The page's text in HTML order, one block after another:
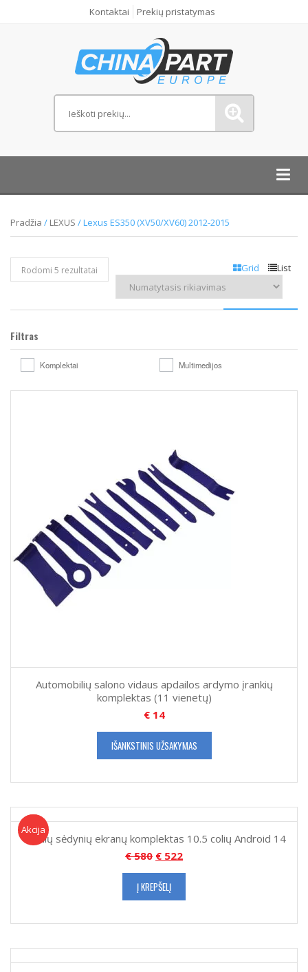
Kontaktai Prekių pristatymas
Pradžia / LEXUS / Lexus ES350 (XV50/XV60) 2012-2015
Grid List
Rodomi 5 rezultatai
Filtras
Komplektai Multimedijos
Automobilių salono vidaus apdailos ardymo įrankių
komplektas (11 vienetų)
€14
IŠANKSTINIS UŽSAKYMAS
Akcija
Akcija!
Galinių sėdynių ekranų komplektas 10.5 colių Android 14
€580 € 522
Į KREPŠELĮ